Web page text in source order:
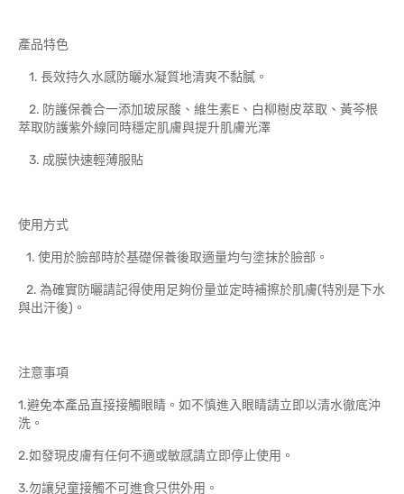
產品特色
1. 長效持久水感防曬水凝質地清爽不黏膩。
2. 防護保養合一添加玻尿酸、維生素E、白柳樹皮萃取、黃芩根
萃取防護紫外線同時穩定肌膚與提升肌膚光澤
3. 成膜快速輕薄服貼
使用方式
1. 使用於臉部時於基礎保養後取適量均勻塗抹於臉部。
2. 為確實防曬請記得使用足夠份量並定時補擦於肌膚(特別是下水
與出汗後)。
注意事項
1.避免本產品直接接觸眼睛。如不慎進入眼睛請立即以清水徹底沖
洗。
2.如發現皮膚有任何不適或敏感請立即停止使用。
3.勿讓兒童接觸不可進食只供外用。